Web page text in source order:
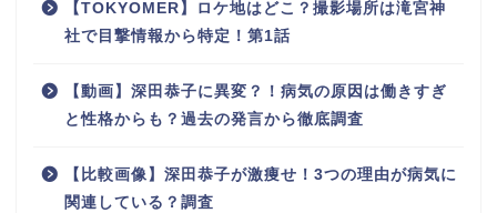
【TOKYOMER】ロケ地はどこ？撮影場所は滝宮神
社で目撃情報から特定！第1話
【動画】深田恭子に異変？！病気の原因は働きすぎ
と性格からも？過去の発言から徹底調査
【比較画像】深田恭子が激痩せ！3つの理由が病気に
関連している？調査